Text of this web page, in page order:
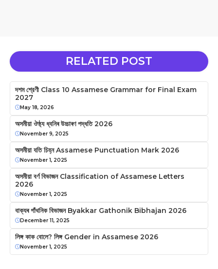
RELATED POST
দশম শ্রেণী Class 10 Assamese Grammar for Final Exam
2027
May 18, 2026
অসমীয়া ঔষ্ঠ্য ধ্বনিৰ উচ্চাৰণ পদ্ধতি 2026
November 9, 2025
অসমীয়া যতি চিহ্ন Assamese Punctuation Mark 2026
November 1, 2025
অসমীয়া বৰ্ণ বিভাজন Classification of Assamese Letters
2026
November 1, 2025
বাক্যৰ গাঁথনিক বিভাজন Byakkar Gathonik Bibhajan 2026
December 11, 2025
লিঙ্গ কাক বোলে? লিঙ্গ Gender in Assamese 2026
November 1, 2025